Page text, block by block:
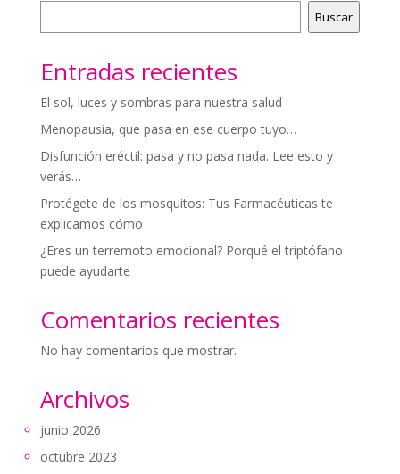
Buscar
Entradas recientes
El sol, luces y sombras para nuestra salud
Menopausia, que pasa en ese cuerpo tuyo…
Disfunción eréctil: pasa y no pasa nada. Lee esto y
verás…
Protégete de los mosquitos: Tus Farmacéuticas te
explicamos cómo
¿Eres un terremoto emocional? Porqué el triptófano
puede ayudarte
Comentarios recientes
No hay comentarios que mostrar.
Archivos
junio 2026
octubre 2023